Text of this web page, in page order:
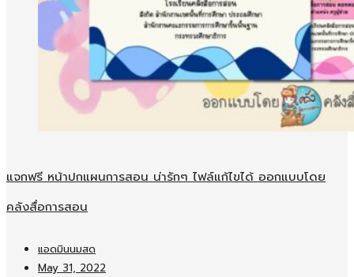
แจกฟรี หน้าปกแผนการสอน น่ารักๆ ไฟล์แก้ไขได้ ออกแบบโดย
คลังสื่อการสอน
แอดมินนมสด
May 31, 2022